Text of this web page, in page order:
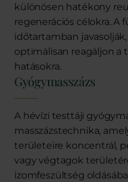
különösen hatékony
regenerációs célokra. A
időtartamban
optimálisan reagáljon a
hatásokra.
Gyógymasszázs
A hévízi testtáji
masszázstechnika,
területeire koncentrál,
vagy végtagok
izomfeszültség